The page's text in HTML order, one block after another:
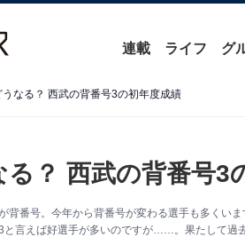
連載 ライフ グ
うなる？ 西武の背番号3の初年度成績
？ 西武の背番号3
背番号。今年から背番号が変わる選手も多くい
言えば好選手が多いのですが……。果たして過